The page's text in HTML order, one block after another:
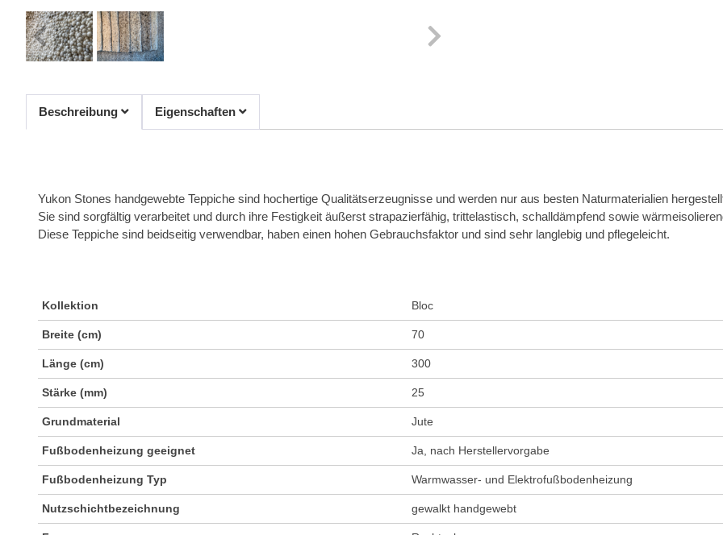
Beschreibung Eigenschaften
Yukon Stones handgewebte Teppiche sind hochertige Qualitätserzeugnisse und werden nur aus besten Naturmaterialien
Sie sind sorgfältig verarbeitet und durch ihre Festigkeit äußerst strapazierfähig, trittelastisch, schalldämpfend sowie
Diese Teppiche sind beidseitig verwendbar, haben einen hohen Gebrauchsfaktor und sind sehr langlebig und pflegeleicht.
Kollektion Bloc
Breite (cm) 70
Länge (cm) 300
Stärke (mm) 25
Grundmaterial Jute
Fußbodenheizung geeignet Ja, nach Herstellervorgabe
Fußbodenheizung Typ Warmwasser- und Elektrofußbodenheizung
Nutzschichtbezeichnung gewalkt handgewebt